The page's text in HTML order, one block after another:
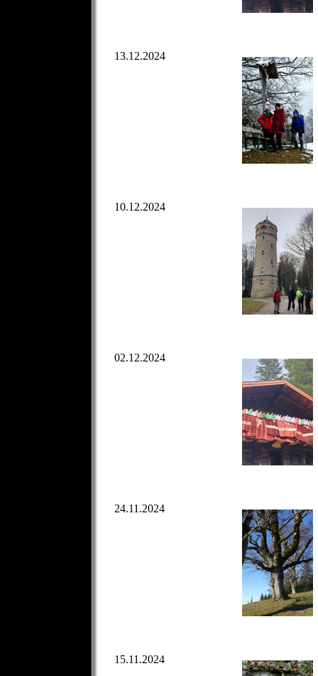
13.12.2024
10.12.2024
02.12.2024
24.11.2024
15.11.2024